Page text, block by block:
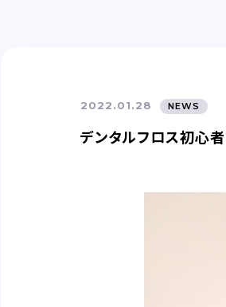
2022.01.28 NEWS
デンタルフロス初心